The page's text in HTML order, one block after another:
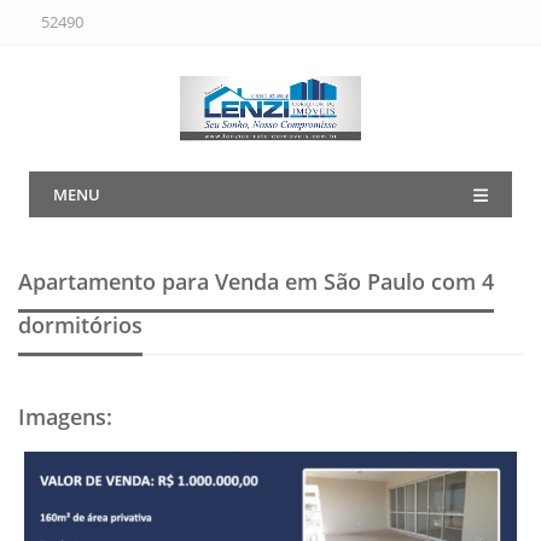
52490
MENU
Apartamento para Venda em São Paulo com 4
dormitórios
Imagens: